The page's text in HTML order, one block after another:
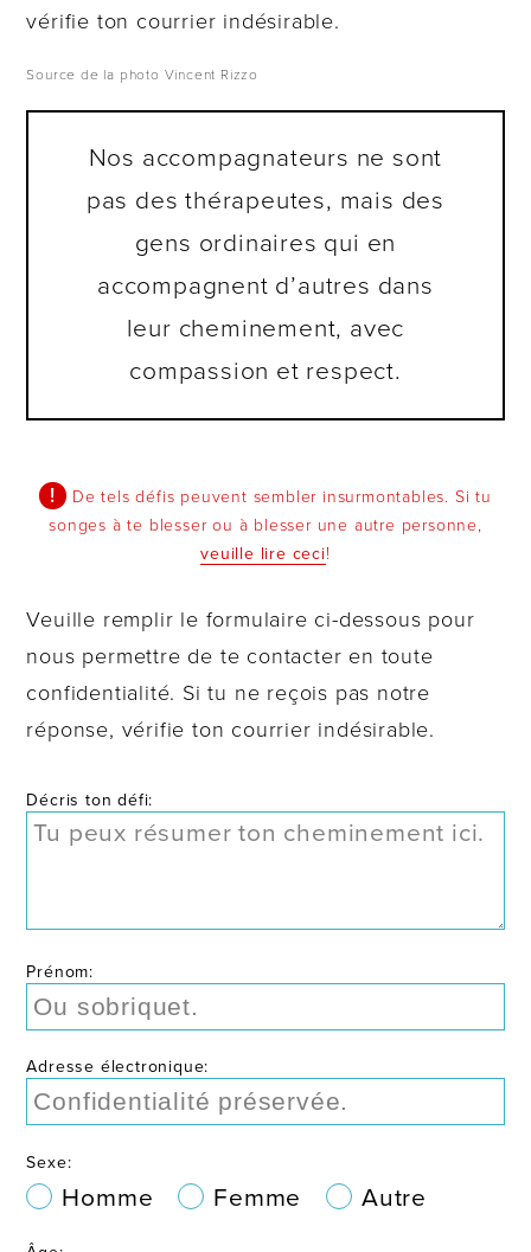
vérifie ton courrier indésirable.
Source de la photo Vincent Rizzo
Nos accompagnateurs ne sont
pas des thérapeutes, mais des
gens ordinaires qui en
accompagnent d’autres dans
leur cheminement, avec
compassion et respect.
De tels défis peuvent sembler insurmontables. Si tu
songes à te blesser ou à blesser une autre personne,
veuille lire ceci!
Veuille remplir le formulaire ci-dessous pour
nous permettre de te contacter en toute
confidentialité. Si tu ne reçois pas notre
réponse, vérifie ton courrier indésirable.
Décris ton défi:
Prénom:
Adresse électronique:
Sexe:
Homme Femme Autre